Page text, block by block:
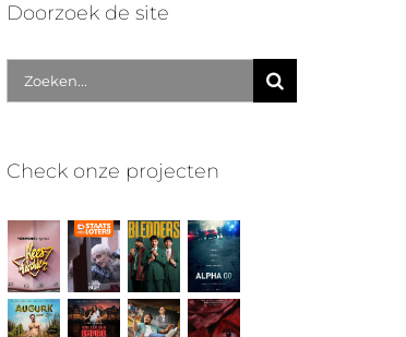
Doorzoek de site
Zoek
naar:
Check onze projecten